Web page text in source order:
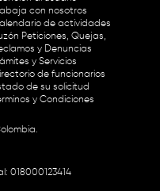
con nosotros
de actividades
Peticiones, Quejas,
y Denuncias
y Servicios
de funcionarios
de su solicitud
y Condiciones
018000123414